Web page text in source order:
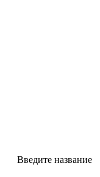
Введите название